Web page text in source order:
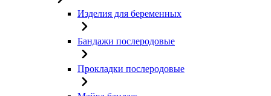
Изделия для беременных
Бандажи послеродовые
Прокладки послеродовые